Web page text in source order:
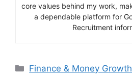
core values behind my work,
a dependable platform for
Recruitment
Categories
Finance & Money Growth